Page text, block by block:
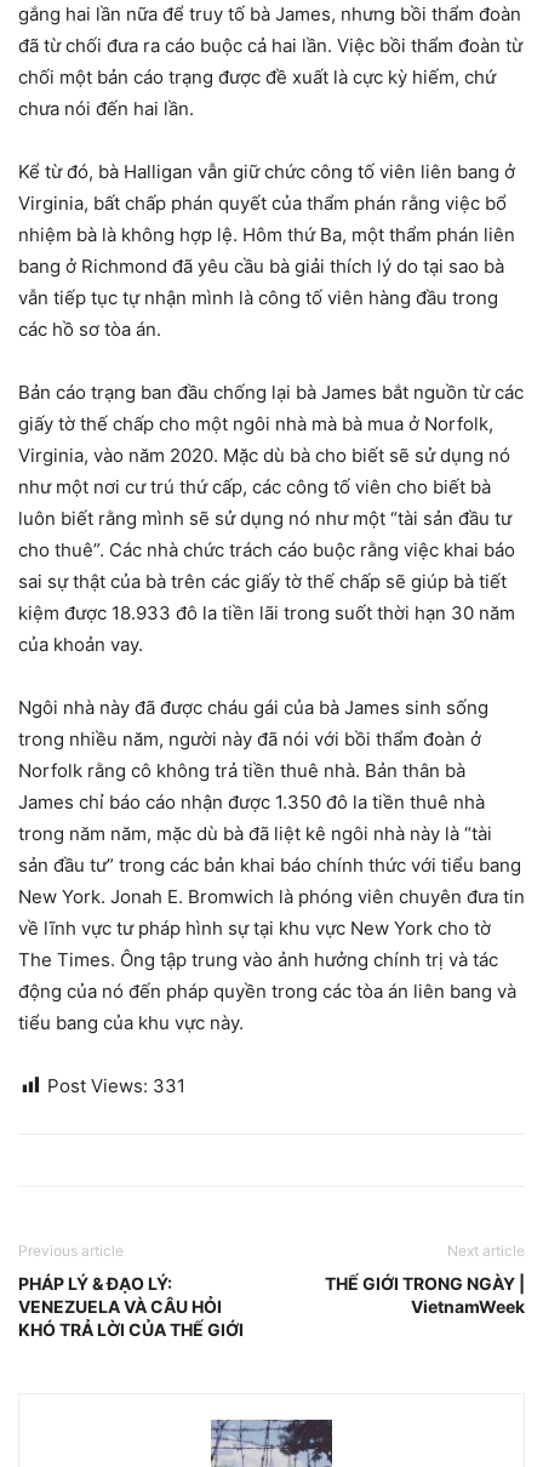
gắng hai lần nữa để truy tố bà James, nhưng bồi thẩm đoàn
đã từ chối đưa ra cáo buộc cả hai lần. Việc bồi thẩm đoàn từ
chối một bản cáo trạng được đề xuất là cực kỳ hiếm, chứ
chưa nói đến hai lần.
Kể từ đó, bà Halligan vẫn giữ chức công tố viên liên bang ở
Virginia, bất chấp phán quyết của thẩm phán rằng việc bổ
nhiệm bà là không hợp lệ. Hôm thứ Ba, một thẩm phán liên
bang ở Richmond đã yêu cầu bà giải thích lý do tại sao bà
vẫn tiếp tục tự nhận mình là công tố viên hàng đầu trong
các hồ sơ tòa án.
Bản cáo trạng ban đầu chống lại bà James bắt nguồn từ các
giấy tờ thế chấp cho một ngôi nhà mà bà mua ở Norfolk,
Virginia, vào năm 2020. Mặc dù bà cho biết sẽ sử dụng nó
như một nơi cư trú thứ cấp, các công tố viên cho biết bà
luôn biết rằng mình sẽ sử dụng nó như một “tài sản đầu tư
cho thuê”. Các nhà chức trách cáo buộc rằng việc khai báo
sai sự thật của bà trên các giấy tờ thế chấp sẽ giúp bà tiết
kiệm được 18.933 đô la tiền lãi trong suốt thời hạn 30 năm
của khoản vay.
Ngôi nhà này đã được cháu gái của bà James sinh sống
trong nhiều năm, người này đã nói với bồi thẩm đoàn ở
Norfolk rằng cô không trả tiền thuê nhà. Bản thân bà
James chỉ báo cáo nhận được 1.350 đô la tiền thuê nhà
trong năm năm, mặc dù bà đã liệt kê ngôi nhà này là “tài
sản đầu tư” trong các bản khai báo chính thức với tiểu bang
New York. Jonah E. Bromwich là phóng viên chuyên đưa tin
về lĩnh vực tư pháp hình sự tại khu vực New York cho tờ
The Times. Ông tập trung vào ảnh hưởng chính trị và tác
động của nó đến pháp quyền trong các tòa án liên bang và
tiểu bang của khu vực này.
Post Views: 331
Previous article
PHÁP LÝ & ĐẠO LÝ:
VENEZUELA VÀ CÂU HỎI
KHÓ TRẢ LỜI CỦA THẾ GIỚI
Next article
THẾ GIỚI TRONG NGÀY |
VietnamWeek